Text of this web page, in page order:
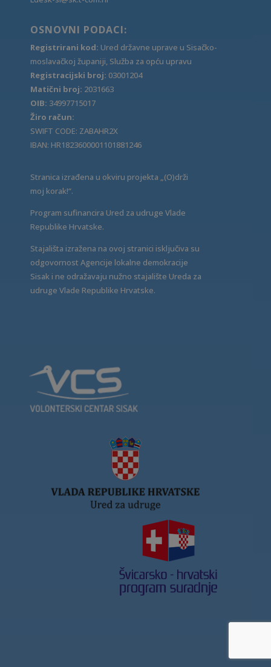
OSNOVNI PODACI:
Registrirani kod: Ured državne uprave u Sisačko-
moslavačkoj županiji, Služba za opću upravu
Registracijski broj: 03001204
Matični broj: 2031663
OIB: 34997715017
Žiro račun:
SWIFT CODE: ZABAHR2X
IBAN: HR1823600001101881246
Stranica izrađena u okviru projekta „(O)drži
moj korak!“.
Program sufinancira Ured za udruge Vlade
Republike Hrvatske.
Stajališta izražena na ovoj stranici isključiva su
odgovornost Agencije lokalne demokracije
Sisak i ne odražavaju nužno stajalište Ureda za
udruge Vlade Republike Hrvatske.